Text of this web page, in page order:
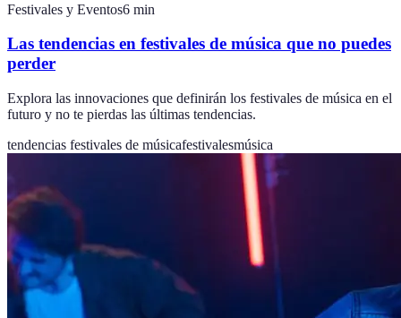
Festivales y Eventos6 min
Las tendencias en festivales de música que no puedes
perder
Explora las innovaciones que definirán los festivales de música en el
futuro y no te pierdas las últimas tendencias.
tendencias festivales de músicafestivalesmúsica